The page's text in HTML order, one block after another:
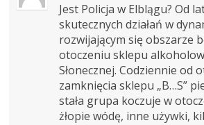
Jest Policja w Elblągu? Od
skutecznych działań w
rozwijającym się obszarze
otoczeniu sklepu
Słonecznej. Codziennie od
zamknięcia sklepu „B…S”
stała grupa koczuje w
żłopie wódę, inne używki,